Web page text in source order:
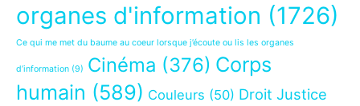
organes d'information (1726)
Ce qui me met du baume au coeur lorsque j’écoute ou lis les organes
d’information (9) Cinéma (376) Corps
humain (589) Couleurs (50) Droit Justice